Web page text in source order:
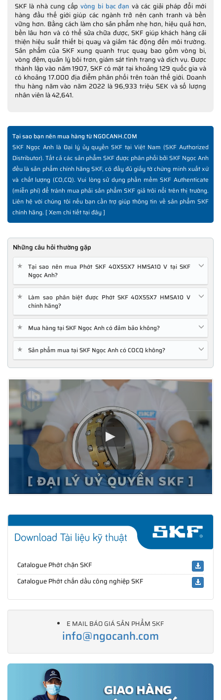
SKF là nhà cung cấp vòng bi bạc đạn và các giải pháp đổi mới
hàng đầu thế giới giúp các ngành trở nên cạnh tranh và bền
vững hơn. Bằng cách làm cho sản phẩm nhẹ hơn, hiệu quả hơn,
bền lâu hơn và có thể sửa chữa được, SKF giúp khách hàng cải
thiện hiệu suất thiết bị quay và giảm tác động đến môi trường.
Sản phẩm của SKF xung quanh trục quay bao gồm vòng bi,
vòng đệm, quản lý bôi trơn, giám sát tình trạng và dịch vụ. Được
thành lập vào năm 1907, SKF có mặt tại khoảng 129 quốc gia và
có khoảng 17.000 địa điểm phân phối trên toàn thế giới. Doanh
thu hàng năm vào năm 2022 là 96,933 triệu SEK và số lượng
nhân viên là 42,641.
Tại sao bạn nên mua hàng từ NGOCANH.COM
SKF Ngọc Anh là Đại lý ủy quyền SKF tại Việt Nam (SKF Authorized
Distributor). Tất cả các sản phẩm SKF được phân phối bởi SKF Ngọc Anh
đều là sản phẩm chính hãng SKF, có đầy đủ giấy tờ chứng minh xuất xứ
và chất lượng (CO,CQ). Vui lòng sử dụng phần mềm SKF Authenticate
(miễn phí) để tránh mua phải sản phẩm SKF giả trôi nổi trên thị trường.
Liên hệ với chúng tôi nếu bạn cần trợ giúp thông tin về sản phẩm SKF
chính hãng. [Xem chi tiết tại đây]
Những câu hỏi thường gặp
★
Tại sao nên mua Phớt SKF 40X55X7 HMSA10 V tại SKF
Ngọc Anh?
★
Làm sao phân biệt được Phớt SKF 40X55X7 HMSA10 V
chính hãng?
★ Mua hàng tại SKF Ngọc Anh có đảm bảo không?
★ Sản phẩm mua tại SKF Ngọc Anh có COCQ không?
Catalogue Phớt chặn SKF
Catalogue Phớt chắn dầu công nghiệp SKF
E MAIL BÁO GIÁ SẢN PHẨM SKF
info@ngocanh.com